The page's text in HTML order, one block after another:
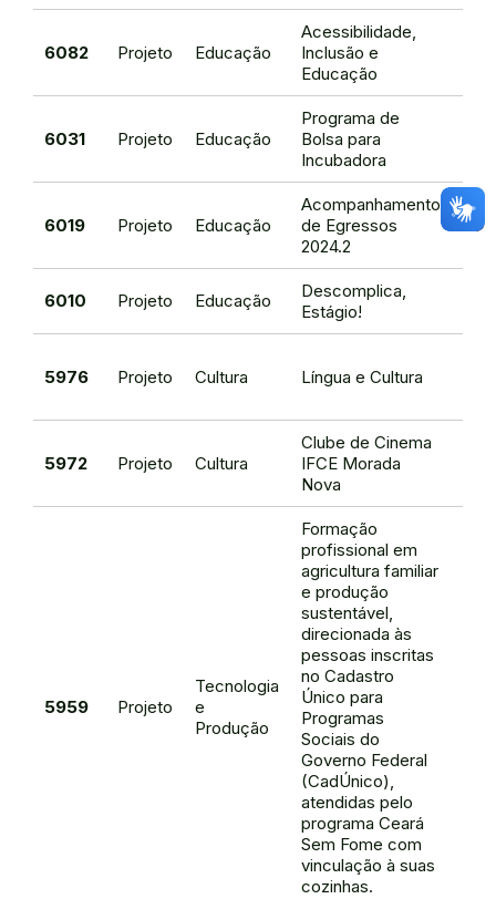
6082 Projeto Educação
Acessibilidade,
Inclusão e
Educação
6031 Projeto Educação
Programa de
Bolsa para
Incubadora
6019 Projeto Educação
Acompanhamento
de Egressos
2024.2
6010 Projeto Educação
Descomplica,
Estágio!
5976 Projeto Cultura Língua e Cultura
5972 Projeto Cultura
Clube de Cinema
IFCE Morada
Nova
5959 Projeto
Tecnologia
e
Produção
Formação
profissional em
agricultura familiar
e produção
sustentável,
direcionada às
pessoas inscritas
no Cadastro
Único para
Programas
Sociais do
Governo Federal
(CadÚnico),
atendidas pelo
programa Ceará
Sem Fome com
vinculação à suas
cozinhas.